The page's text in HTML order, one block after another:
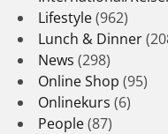
Lifestyle(962)
Lunch & Dinner
News (298)
Online Shop (95)
Onlinekurs (6)
People(87)